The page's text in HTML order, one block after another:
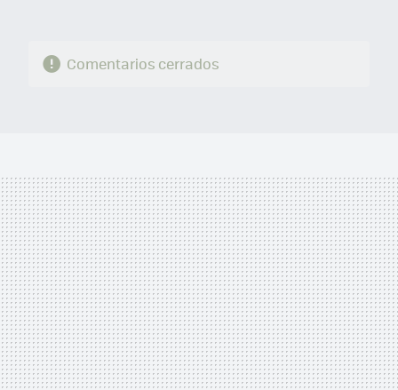
Comentarios cerrados